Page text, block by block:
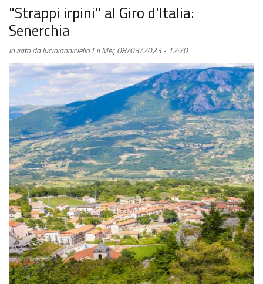
"Strappi irpini" al Giro d'Italia:
Senerchia
Inviato dalucioianniciello1ilMer, 08/03/2023 - 12:20